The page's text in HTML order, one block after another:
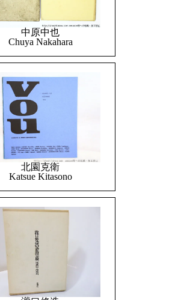
中原中也
Chuya Nakahara
北園克衛
Katsue Kitasono